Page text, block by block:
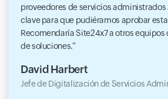
proveedores de servicios administrados
clave para que pudiéramos aprobar
Recomendaría Site24x7 a otros equipos
de soluciones.
David Harbert
Jefe de Digitalización de Servicios